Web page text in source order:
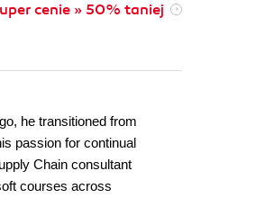
cenie » 50% taniej
he transitioned from
passion for continual
Chain consultant
courses across